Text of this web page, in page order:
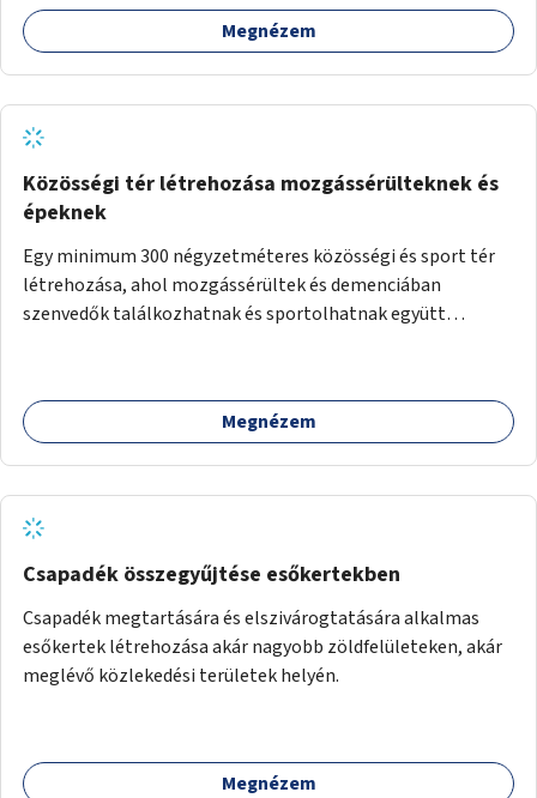
Megnézem
Közösségi tér létrehozása mozgássérülteknek és
épeknek
Egy minimum 300 négyzetméteres közösségi és sport tér
létrehozása, ahol mozgássérültek és demenciában
szenvedők találkozhatnak és sportolhatnak együtt
tud játszani, fontos, hogy a téren legyenek formájukban,
hangulatukban elkülönülő pontok, mezítlábas ösvények, az
Megnézem
Csapadék összegyűjtése esőkertekben
Csapadék megtartására és elszivárogtatására alkalmas
esőkertek létrehozása akár nagyobb zöldfelületeken, akár
meglévő közlekedési területek helyén.
Megnézem